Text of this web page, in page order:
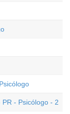
- Psicólogo - 2